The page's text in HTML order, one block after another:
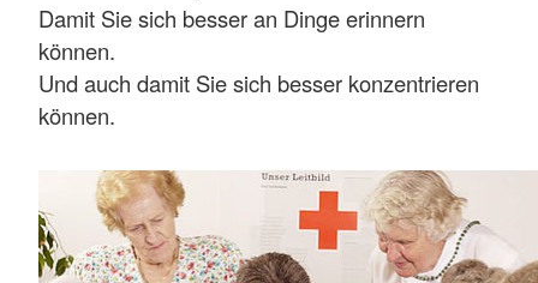
Damit Sie sich besser an Dinge erinnern
können.
Und auch damit Sie sich besser konzentrieren
können.